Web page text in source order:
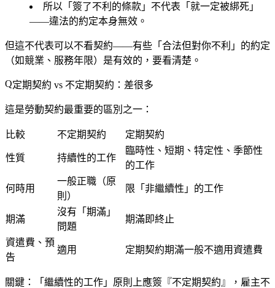
所以「簽了不利的條款」不代表「就一定被綁死」
——違法的約定本身無效。
但這不代表可以不看契約——有些「合法但對你不利」的約定
（如競業、服務年限）是有效的，要看清楚。
定期契約 vs 不定期契約：差很多
這是勞動契約最重要的區別之一：
比較 不定期契約 定期契約
性質 持續性的工作
臨時性、短期、特定性、季節性
的工作
何時用
一般正職（原
則）
限「非繼續性」的工作
期滿
沒有「期滿」
問題
期滿即終止
資遣費、預
告
適用 定期契約期滿一般不適用資遣費
關鍵： 「繼續性的工作」原則上應簽『不定期契約』
，雇主不